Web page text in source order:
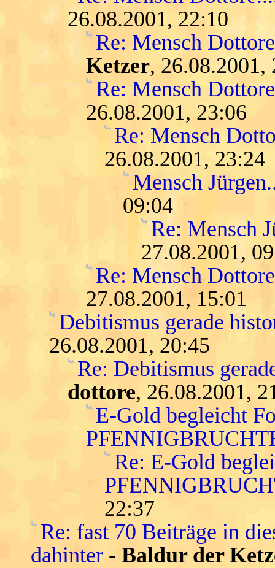
26.08.2001, 22:10
Re: Mensch
Ketzer, 26.08.2001,
Re: Mensch
26.08.2001, 23:06
Re: Mensch
26.08.2001, 23:24
Mensch
09:04
Re: Mensch
27.08.2001,
Re: Mensch
27.08.2001, 15:01
Debitismus gerade
26.08.2001, 20:45
Re: Debitismus
dottore, 26.08.2001,
E-Gold begleicht
Re: E-Gold
22:37
Re: fast 70 Beiträge in
dahinter - Baldur der